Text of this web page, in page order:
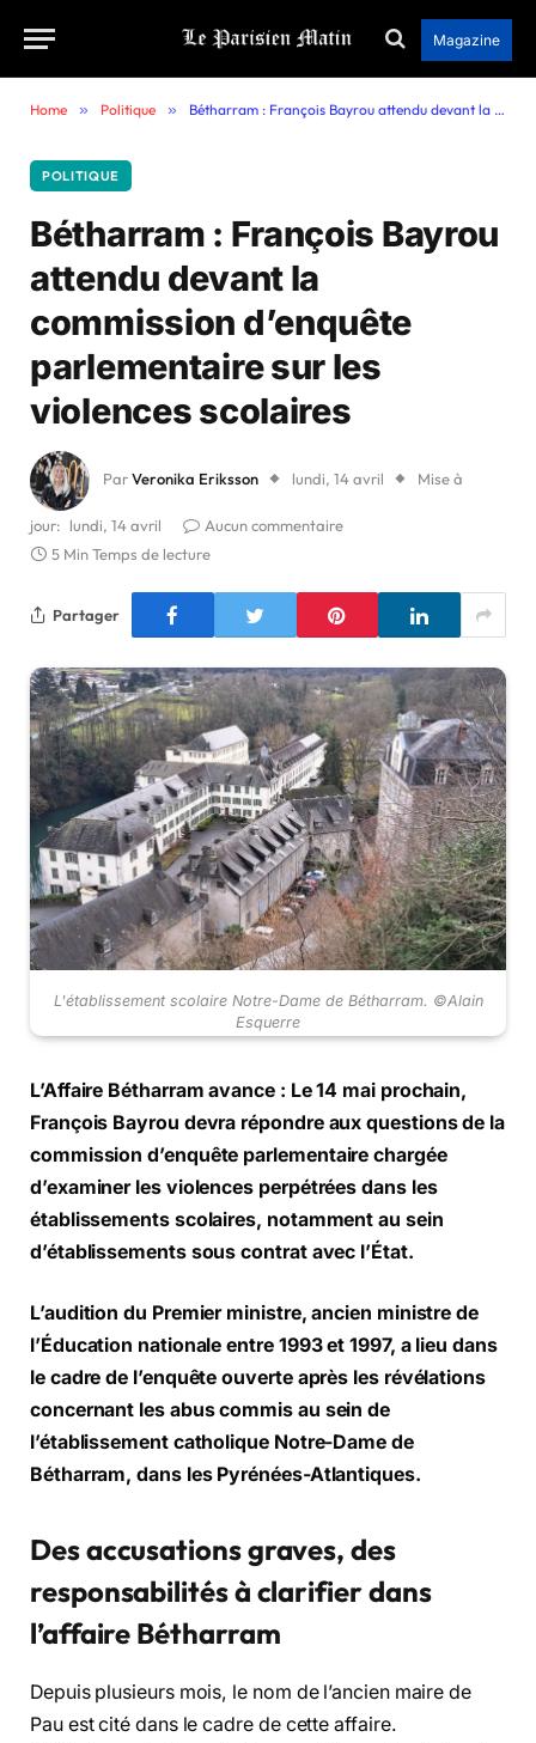
Magazine
Home » Politique » Bétharram : François Bayrou attendu devant la commission d’enquête parlementaire sur les violences scolaires
POLITIQUE
Bétharram : François Bayrou
attendu devant la
commission d’enquête
parlementaire sur les
violences scolaires
ParVeronika Eriksson lundi, 14 avril Mise à
jour: lundi, 14 avril
Aucun commentaire
5 Min Temps de lecture
Partager
L'établissement scolaire Notre-Dame de Bétharram. ©Alain
Esquerre
L’Affaire Bétharram avance : Le 14 mai prochain,
François Bayrou devra répondre aux questions de la
commission d’enquête parlementaire chargée
d’examiner les violences perpétrées dans les
établissements scolaires, notamment au sein
d’établissements sous contrat avec l’État.
L’audition du Premier ministre, ancien ministre de
l’Éducation nationale entre 1993 et 1997, a lieu dans
le cadre de l’enquête ouverte après les révélations
concernant les abus commis au sein de
l’établissement catholique Notre-Dame de
Bétharram, dans les Pyrénées-Atlantiques.
Des accusations graves, des
responsabilités à clarifier dans
l’affaire Bétharram
Depuis plusieurs mois, le nom de l’ancien maire de
Pau est cité dans le cadre de cette affaire.